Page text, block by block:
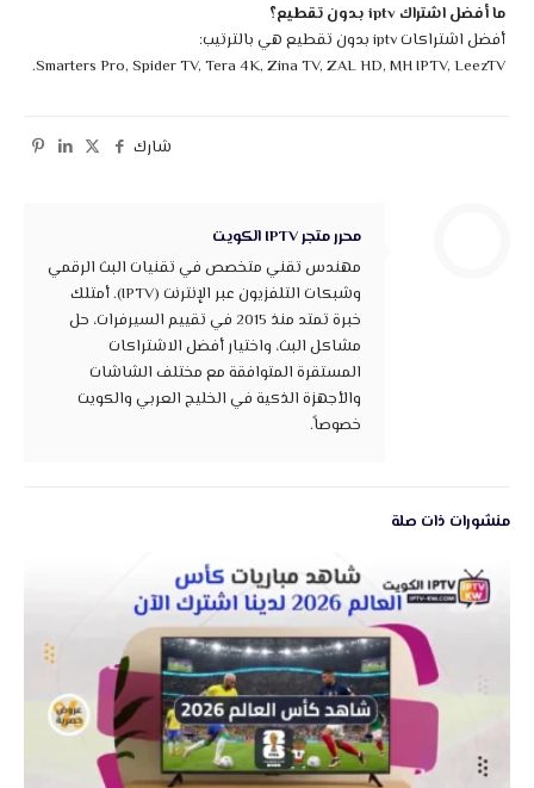
ما أفضل اشتراك iptv بدون تقطيع؟
أفضل اشتراكات iptv بدون تقطيع هي بالترتيب:
Smarters Pro, Spider TV, Tera 4K, Zina TV, ZAL HD, MH IPTV, LeezTV.
شارك
محرر متجر IPTV الكويت
مهندس تقني متخصص في تقنيات البث الرقمي
وشبكات التلفزيون عبر الإنترنت (IPTV). أمتلك
خبرة تمتد منذ 2015 في تقييم السيرفرات، حل
مشاكل البث، واختيار أفضل الاشتراكات
المستقرة المتوافقة مع مختلف الشاشات
والأجهزة الذكية في الخليج العربي والكويت
خصوصاً.
منشورات ذات صلة